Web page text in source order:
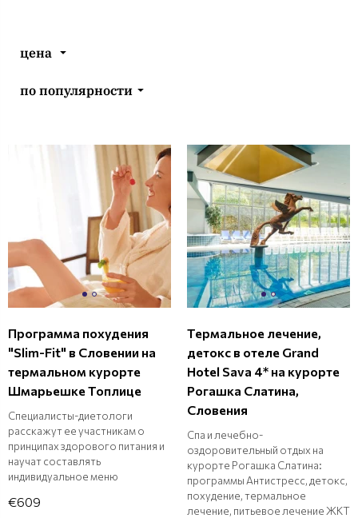
цена
по популярности
Программа похудения
"Slim-Fit" в Словении на
термальном курорте
Шмарьешке Топлице
Специалисты-диетологи
расскажут ее участникам о
принципах здорового питания и
научат составлять
индивидуальное меню
€609
Термальное лечение,
детокс в отеле Grand
Hotel Sava 4* на курорте
Рогашка Слатина,
Словения
Спа и лечебно-
оздоровительный отдых на
курорте Рогашка Слатина:
программы Антистресс, детокс,
похудение, термальное
лечение, питьевое лечение ЖКТ